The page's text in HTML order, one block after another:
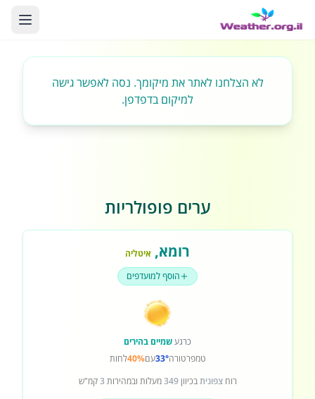
לא הצלחנו לאתר את מיקומך. נסה לאפשר גישה
למיקום בדפדפן.
ערים פופולריות
רומא, איטליה
הוסף למועדפים
כרגעשמיים בהירים
טמפרטורה33°עם40%לחות
רוחצפוניתבכיוון349מעלות ובמהירות 3קמ"ש